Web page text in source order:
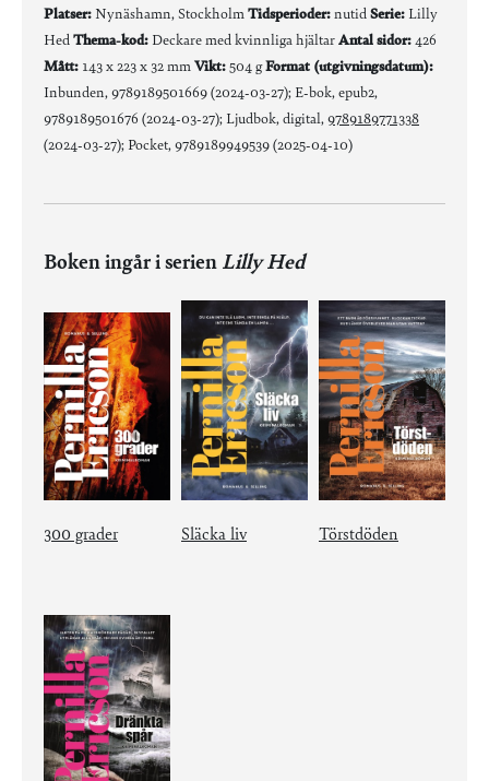
Platser: Nynäshamn, Stockholm Tidsperioder: nutid Serie: Lilly
Hed Thema-kod: Deckare med kvinnliga hjältar Antal sidor: 426
Mått: 143 x 223 x 32 mm Vikt: 504 gFormat (utgivningsdatum):
Inbunden, 9789189501669 (2024-03-27); E-bok, epub2,
9789189501676 (2024-03-27); Ljudbok, digital, 9789189771338
(2024-03-27); Pocket, 9789189949539 (2025-04-10)
Boken ingår i serien Lilly Hed
300 grader Släcka liv Törstdöden